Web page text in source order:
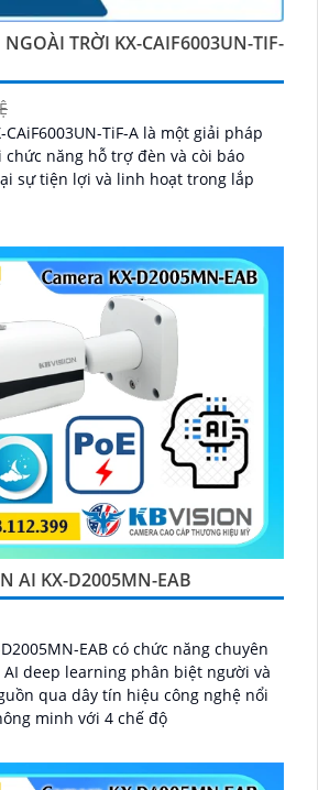
TRỜI KX-CAIF6003UN-TIF-
CAiF6003UN-TiF-A là một giải pháp
năng hỗ trợ đèn và còi báo
sự tiện lợi và linh hoạt trong lắp
AI KX-D2005MN-EAB
EAB có chức năng chuyên
deep learning phân biệt người và
minh với 4 chế độ